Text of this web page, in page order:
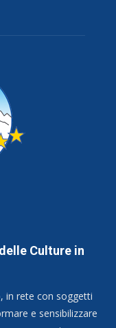
Culture in
in rete con soggetti
e sensibilizzare